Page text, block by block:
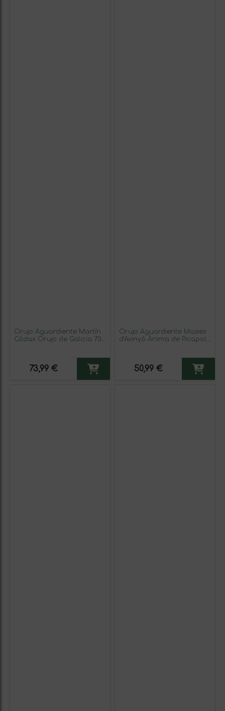
Orujo Aguardiente Martín
Códax Orujo de Galicia 70
73,99 €
Orujo Aguardiente Masies
d'Avinyó Ànima de Picapoll
50,99 €